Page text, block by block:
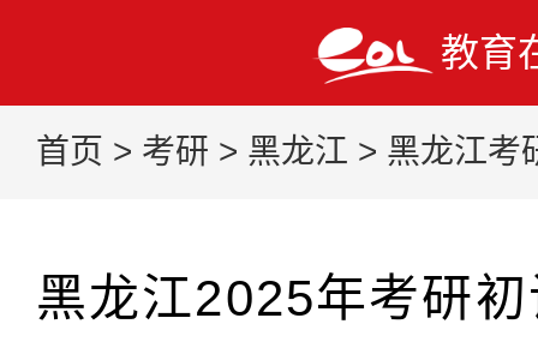
教育
首页 > 考研 > 黑龙江 > 黑龙江考
黑龙江2025年考研